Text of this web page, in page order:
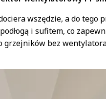
wszędzie, a do tego
i sufitem, co
grzejników bez